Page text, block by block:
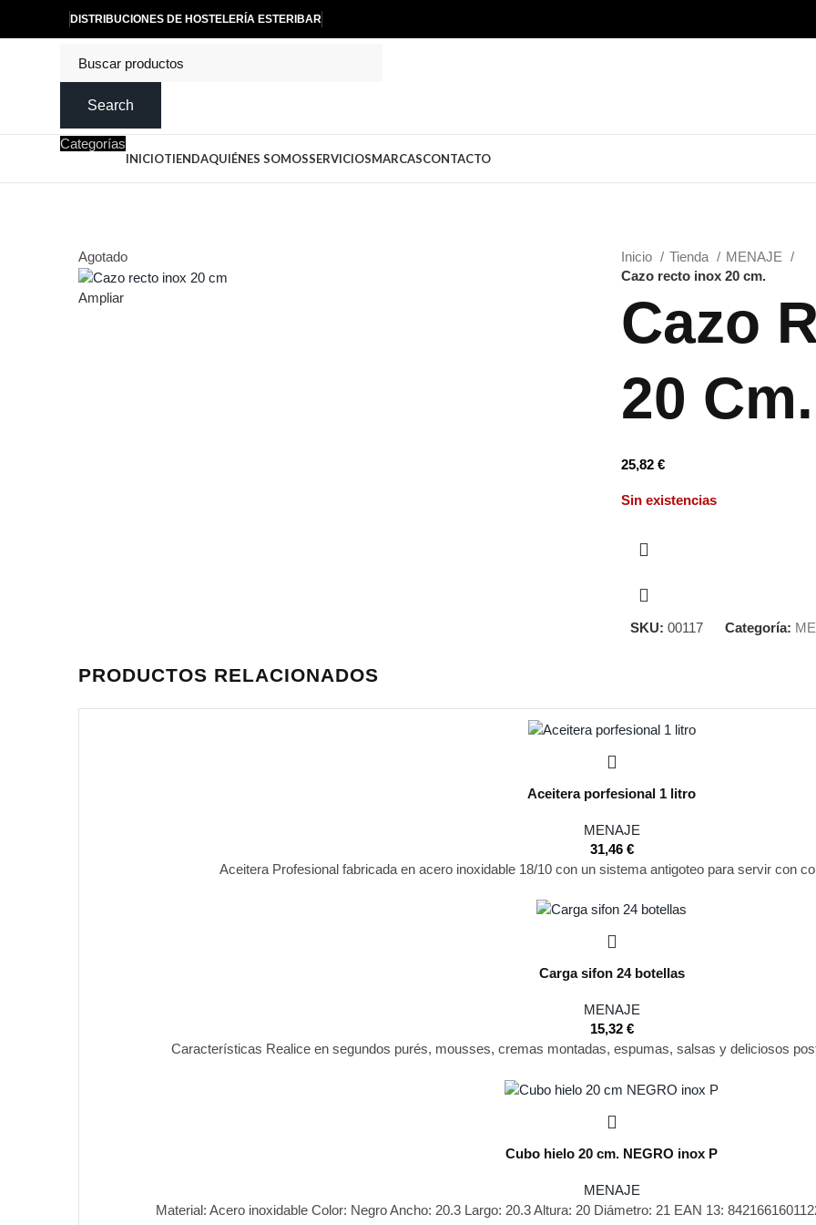
DISTRIBUCIONES DE HOSTELERÍA ESTERIBAR
Search
Categorías
INICIOTIENDAQUIÉNES SOMOSSERVICIOSMARCASCONTACTO
Agotado
Ampliar
Inicio Tienda
MENAJE
Cazo recto inox 20 cm.
Cazo
20 Cm.
25,82 €
Sin existencias
SKU: 00117 Categoría:
PRODUCTOS RELACIONADOS
Aceitera porfesional 1 litro
MENAJE
31,46 €
Aceitera Profesional fabricada en acero inoxidable 18/10 con un sistema antigoteo para servir con
Carga sifon 24 botellas
MENAJE
15,32 €
Características Realice en segundos purés, mousses, cremas montadas, espumas, salsas y deliciosos
Cubo hielo 20 cm. NEGRO inox P
MENAJE
Material: Acero inoxidable Color: Negro Ancho: 20.3 Largo: 20.3 Altura: 20 Diámetro: 21 EAN 13: